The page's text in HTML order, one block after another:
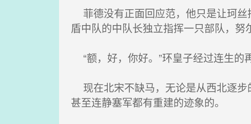
菲德没有正面回应范，他只是让珂丝
盾中队的中队长独立指挥一只部队，努
“额，好，你好。”环皇子经过连生的
现在北宋不缺马，无论是从西北逐步
甚至连静塞军都有重建的迹象的。